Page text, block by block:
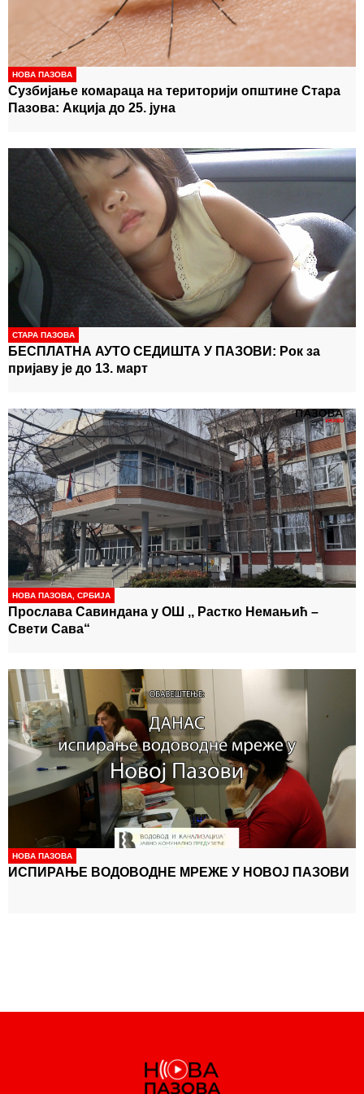
НОВА ПАЗОВА
Сузбијање комараца на територији општине Стара
Пазова: Акција до 25. јуна
СТАРА ПАЗОВА
БЕСПЛАТНА АУТО СЕДИШТА У ПАЗОВИ: Рок за
пријаву је до 13. март
НОВА ПАЗОВА СРБИЈА
Прослава Савиндана у ОШ ,, Растко Немањић –
Свети Сава“
НОВА ПАЗОВА
ИСПИРАЊЕ ВОДОВОДНЕ МРЕЖЕ У НОВОЈ ПАЗОВИ